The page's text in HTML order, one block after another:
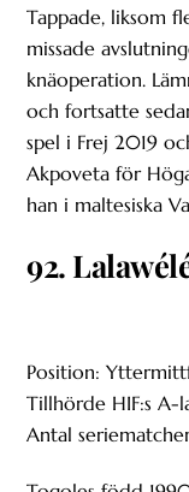
Tappade, liksom
missade
knäoperation.
och fortsatte
spel i Frej 2019
Akpoveta för
han i maltesiska
92.
Position:
Tillhörde HIF:s A-
Antal